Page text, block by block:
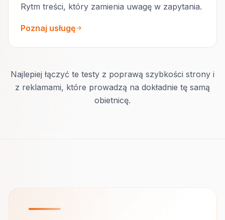
Rytm treści, który zamienia uwagę w zapytania.
Poznaj usługę
Najlepiej łączyć te testy z poprawą szybkości strony i
z reklamami, które prowadzą na dokładnie tę samą
obietnicę.